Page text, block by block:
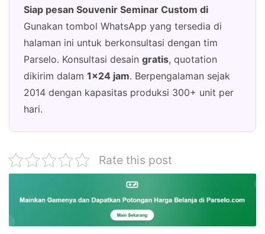
Siap pesan Souvenir Seminar Custom di
Gunakan tombol WhatsApp yang tersedia di
halaman ini untuk berkonsultasi dengan tim
Parselo. Konsultasi desain gratis, quotation
dikirim dalam 1×24 jam. Berpengalaman sejak
2014 dengan kapasitas produksi 300+ unit per
hari.
Rate this post